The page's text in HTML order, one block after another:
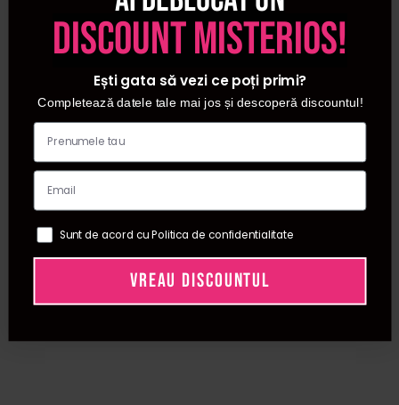
discount misterios!
Ești gata să vezi ce poți primi?
Completează datele tale mai jos și descoperă discountul!
Sunt de acord cu Politica de confidentialitate
VREAU DISCOUNTUL